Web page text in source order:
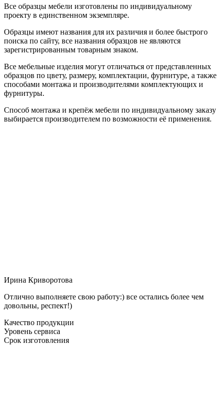
Все образцы мебели изготовлены по индивидуальному
проекту в единственном экземпляре.
Образцы имеют названия для их различия и более быстрого
поиска по сайту, все названия образцов не являются
зарегистрированным товарным знаком.
Все мебельные изделия могут отличаться от представленных
образцов по цвету, размеру, комплектации, фурнитуре, а также
способами монтажа и производителями комплектующих и
фурнитуры.
Способ монтажа и крепёж мебели по индивидуальному заказу
выбирается производителем по возможности её применения.
Ирина Криворотова
Отлично выполняете свою работу:) все остались более чем
довольны, респект!)
Качество продукции
Уровень сервиса
Срок изготовления